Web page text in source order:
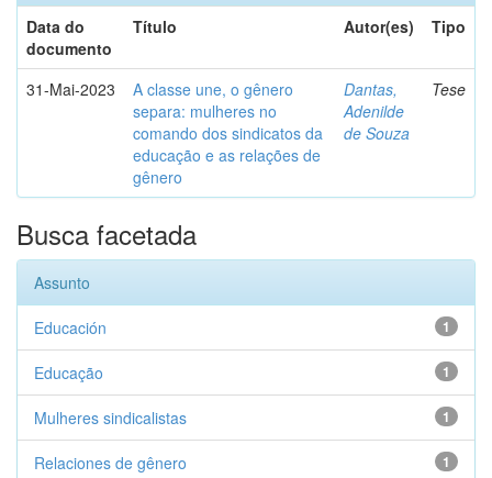
Data do
documento
Título Autor(es) Tipo
31-Mai-2023
A classe une, o gênero
separa: mulheres no
comando dos sindicatos da
educação e as relações de
gênero
Dantas,
Adenilde
de Souza
Tese
Busca facetada
Assunto
1
Educación
1
Educação
1
Mulheres sindicalistas
1
Relaciones de gênero